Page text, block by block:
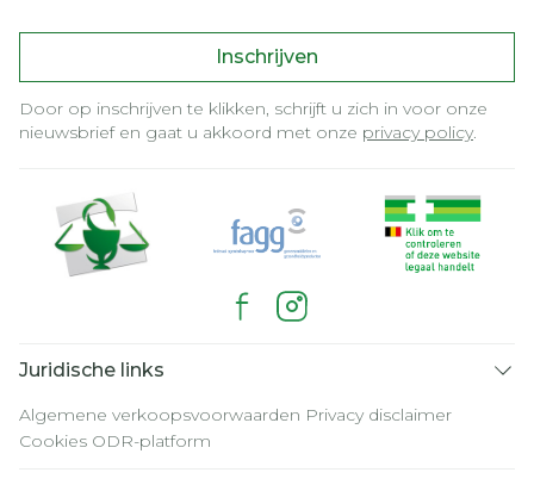
Inschrijven
Door op inschrijven te klikken, schrijft u zich in voor onze
nieuwsbrief en gaat u akkoord met onze privacy policy.
Juridische links
Algemene verkoopsvoorwaarden Privacy disclaimer
Cookies ODR-platform